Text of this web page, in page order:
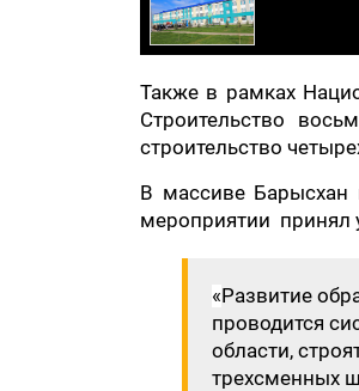
Также в рамках
Строительство
строительство
В массиве Барысхан
мероприятии принял
«Развитие
проводится
области,
трехсменных